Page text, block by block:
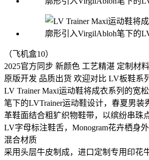
（飞机盒10）
2025官方同步 新颜色 工艺精湛 定制材料
原版开发 品质出货 欢迎对比 LV板鞋系
LV Trainer Maxi运动鞋将成衣系列的宽
笔下的LVTrainer运动鞋设计，春夏男装
革鞋面结合粗犷织物鞋带，以缤纷串珠
LV字母标注鞋舌，Monogram花卉栖身外
混合材质
采用头层牛皮制成，进口定制专用印花